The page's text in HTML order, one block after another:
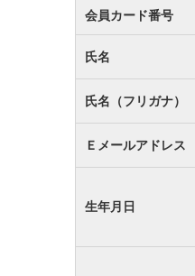
会員カード番号
氏名
氏名（フリガナ）
Ｅメールアドレス
生年月日